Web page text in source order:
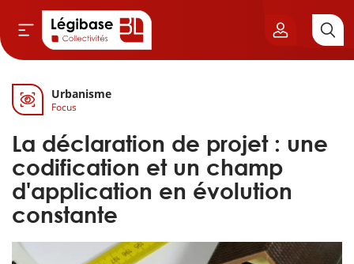
& Cimetières
& Élu local
& Finances locales
publique
Urbanisme
Focus
La déclaration de projet : une
codification et un champ
d'application en évolution
constante